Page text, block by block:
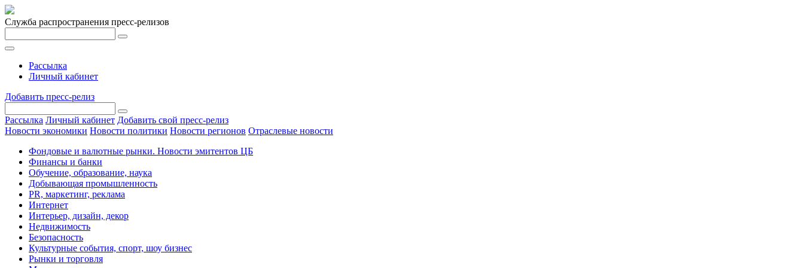
Служба распространения пресс-релизов
Рассылка
Личный кабинет
Добавить пресс-релиз
Рассылка Личный кабинет Добавить свой пресс-релиз
Новости экономики Новости политики Новости регионов Отраслевые новости
Фондовые и валютные рынки. Новости эмитентов ЦБ
Финансы и банки
Обучение, образование, наука
Добывающая промышленность
PR, маркетинг, реклама
Интернет
Интерьер, дизайн, декор
Недвижимость
Безопасность
Культурные события, спорт, шоу бизнес
Рынки и торговля